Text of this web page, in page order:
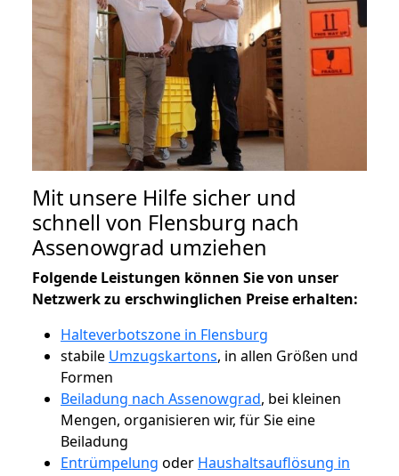
Mit unsere Hilfe sicher und
schnell von Flensburg nach
Assenowgrad umziehen
Folgende Leistungen können Sie von unser
Netzwerk zu erschwinglichen Preise erhalten:
Halteverbotszone in Flensburg
stabile Umzugskartons, in allen Größen und
Formen
Beiladung nach Assenowgrad, bei kleinen
Mengen, organisieren wir, für Sie eine
Beiladung
Entrümpelung oder Haushaltsauflösung in